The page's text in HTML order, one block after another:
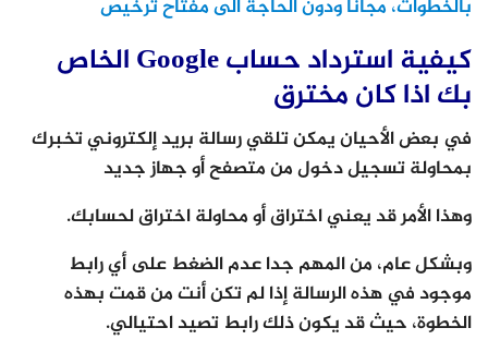
بالخطوات، مجاناً ودون الحاجة الى مفتاح ترخيص
كيفية استرداد حساب Google الخاص
بك اذا كان مخترق
في بعض الأحيان يمكن تلقي رسالة بريد إلكتروني تخبرك
بمحاولة تسجيل دخول من متصفح أو جهاز جديد
وهذا الأمر قد يعني اختراق أو محاولة اختراق لحسابك.
وبشكل عام، من المهم جدا عدم الضغط على أي رابط
موجود في هذه الرسالة إذا لم تكن أنت من قمت بهذه
الخطوة، حيث قد يكون ذلك رابط تصيد احتيالي.